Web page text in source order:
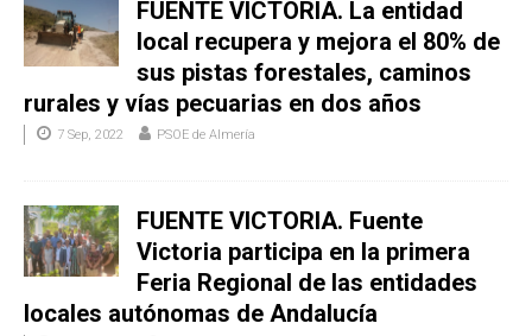
FUENTE VICTORIA. La entidad
local recupera y mejora el 80% de
sus pistas forestales, caminos
rurales y vías pecuarias en dos años
7 Sep, 2022 PSOE de Almería
FUENTE VICTORIA. Fuente
Victoria participa en la primera
Feria Regional de las entidades
locales autónomas de Andalucía